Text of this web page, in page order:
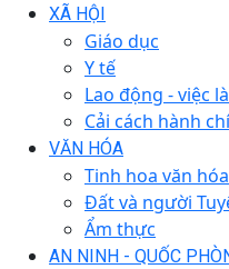
XÃ HỘI
Giáo dục
Y tế
Lao động - việc
Cải cách hành
VĂN HÓA
Tinh hoa văn hóa
Đất và người
Ẩm thực
AN NINH - QUỐC